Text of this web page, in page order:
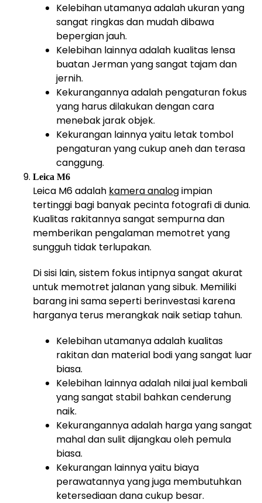
Kelebihan utamanya adalah ukuran yang
sangat ringkas dan mudah dibawa
bepergian jauh.
Kelebihan lainnya adalah kualitas lensa
buatan Jerman yang sangat tajam dan
jernih.
Kekurangannya adalah pengaturan fokus
yang harus dilakukan dengan cara
menebak jarak objek.
Kekurangan lainnya yaitu letak tombol
pengaturan yang cukup aneh dan terasa
canggung.
Leica M6
Leica M6 adalah kamera analogimpian
tertinggi bagi banyak pecinta fotografi di dunia.
Kualitas rakitannya sangat sempurna dan
memberikan pengalaman memotret yang
sungguh tidak terlupakan.
Di sisi lain, sistem fokus intipnya sangat akurat
untuk memotret jalanan yang sibuk. Memiliki
barang ini sama seperti berinvestasi karena
harganya terus merangkak naik setiap tahun.
Kelebihan utamanya adalah kualitas
rakitan dan material bodi yang sangat luar
biasa.
Kelebihan lainnya adalah nilai jual kembali
yang sangat stabil bahkan cenderung
naik.
Kekurangannya adalah harga yang sangat
mahal dan sulit dijangkau oleh pemula
biasa.
Kekurangan lainnya yaitu biaya
perawatannya yang juga membutuhkan
ketersediaan dana cukup besar.